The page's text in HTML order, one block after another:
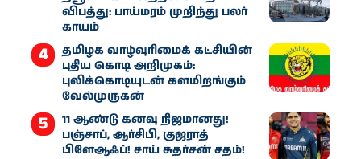
விபத்து: பாய்மரம் முறிந்து பலர்
காயம்
தமிழக வாழ்வுரிமைக் கட்சியின்
புதிய கொடி அறிமுகம்:
புலிக்கொடியுடன் களமிறங்கும்
வேல்முருகன்
11 ஆண்டு கனவு நிஜமானது!
பஞ்சாப், ஆர்சிபி, குஜராத்
பிளேஆஃப்! சாய் சுதர்சன் சதம்!